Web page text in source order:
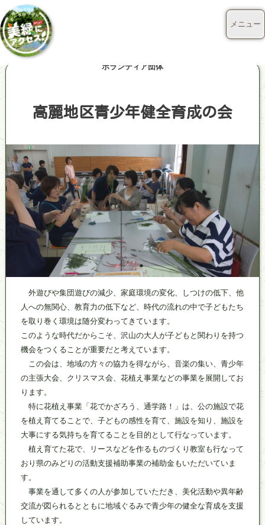
ボランティア団体
高麗地区青少年健全育成の会
主な活動
外遊びや集団遊びの減少、家庭環境の変化、しつけの低下、他
人への無関心、教育力の低下など、時代の流れの中で子どもたち
を取り巻く環境は随分変わってきています。
このような時代だからこそ、沢山の大人が子どもと関わりを持つ
機会をつくることが重要だと考えています。
この会は、地域の方々の協力を得ながら、音楽の集い、青少年
の主張大会、クリスマス会、花植え事業などの事業を展開してお
ります。
特に花植え事業「花でかざろう、通学路！」は、公の施設で花
を植え育てることで、子どもの感性を育て、施設を知り、施設を
大事にする気持ちを育てることを目的として行なっています。
植え育てた花で、リースなどを作るものづくり教室も行なって
おり県のみどりの活動支援補助事業の補助金もいただいていま
す。
事業を通して多くの人が参加していただき、美化活動や異年齢
交流が図られるとともに地域ぐるみで青少年の健全な育成を支援
しています。
メニュー